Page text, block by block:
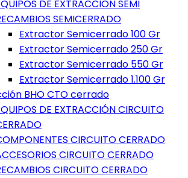
DE EXTRACCIÓN SEMI
SEMICERRADO
Extractor Semicerrado 100 Gr
Extractor Semicerrado 250 Gr
Extractor Semicerrado 550 Gr
Extractor Semicerrado 1.100 Gr
BHO CTO cerrado
DE EXTRACCIÓN CIRCUITO
CIRCUITO CERRADO
CIRCUITO CERRADO
CIRCUITO CERRADO